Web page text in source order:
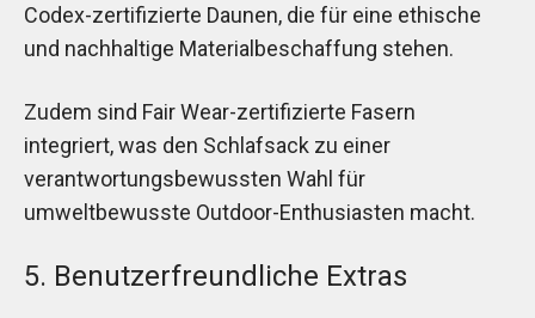
Codex-zertifizierte Daunen, die für eine ethische
und nachhaltige Materialbeschaffung stehen.
Zudem sind Fair Wear-zertifizierte Fasern
integriert, was den Schlafsack zu einer
verantwortungsbewussten Wahl für
umweltbewusste Outdoor-Enthusiasten macht.
5. Benutzerfreundliche Extras